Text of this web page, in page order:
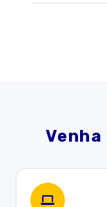
Venha